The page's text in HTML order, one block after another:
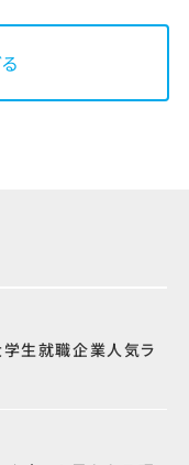
学生就職企業人気ラ